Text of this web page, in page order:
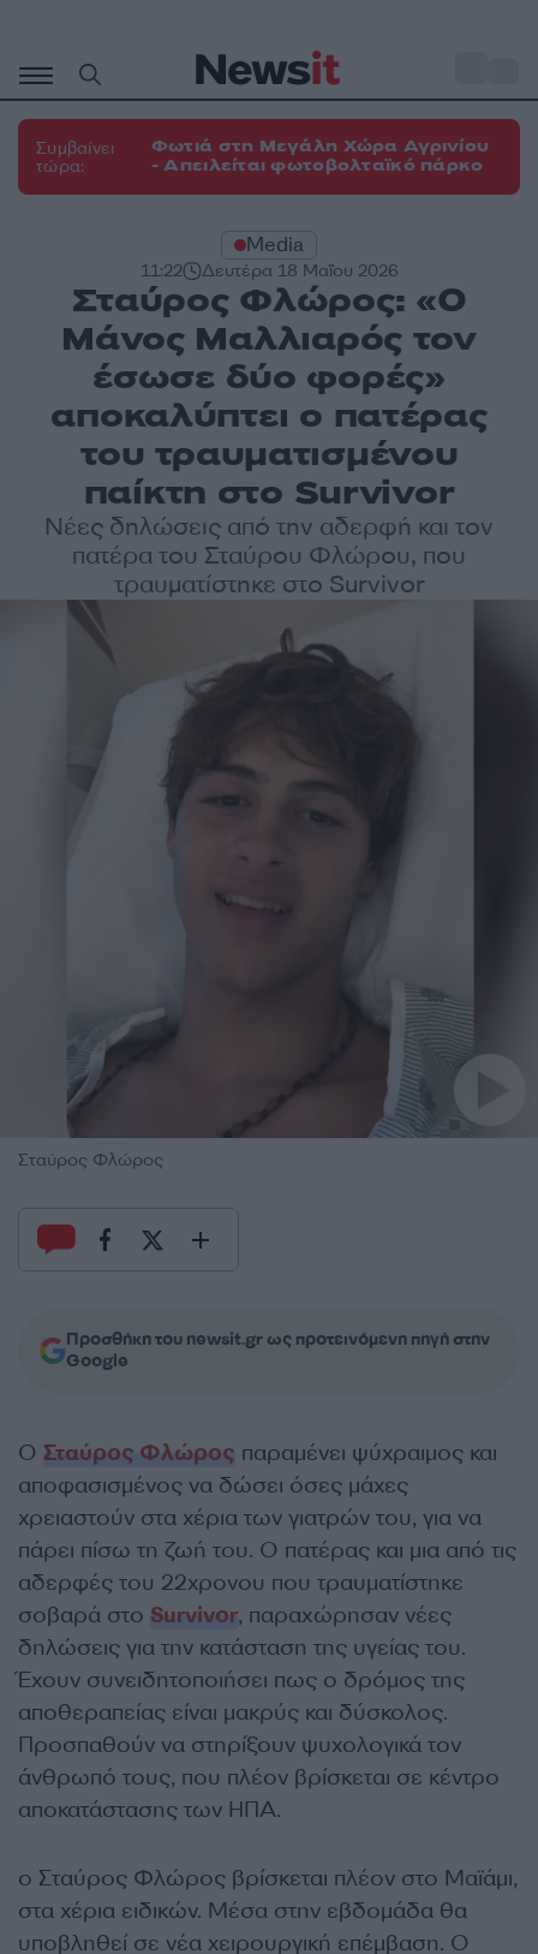
περιεχόμενο
Συμβαίνει
τώρα:
Φωτιά στη Μεγάλη Χώρα Αγρινίου
- Απειλείται φωτοβολταϊκό πάρκο
Media
11:22 Δευτέρα 18 Μαΐου 2026
Σταύρος Φλώρος: «Ο
Μάνος Μαλλιαρός τον
έσωσε δύο φορές»
αποκαλύπτει ο πατέρας
του τραυματισμένου
παίκτη στο Survivor
Νέες δηλώσεις από την αδερφή και τον
πατέρα του Σταύρου Φλώρου, που
τραυματίστηκε στο Survivor
Σταύρος Φλώρος
Προσθήκη του newsit.gr ως προτεινόμενη πηγή στην
Google
Ο Σταύρος Φλώρος παραμένει ψύχραιμος και
αποφασισμένος να δώσει όσες μάχες
χρειαστούν στα χέρια των γιατρών του, για να
πάρει πίσω τη ζωή του. Ο πατέρας και μια από τις
αδερφές του 22χρονου που τραυματίστηκε
σοβαρά στο Survivor, παραχώρησαν νέες
δηλώσεις για την κατάσταση της υγείας του.
Έχουν συνειδητοποιήσει πως ο δρόμος της
αποθεραπείας είναι μακρύς και δύσκολος.
Προσπαθούν να στηρίξουν ψυχολογικά τον
άνθρωπό τους, που πλέον βρίσκεται σε κέντρο
αποκατάστασης των ΗΠΑ.
ο Σταύρος Φλώρος βρίσκεται πλέον στο Μαϊάμι,
στα χέρια ειδικών. Μέσα στην εβδομάδα θα
υποβληθεί σε νέα χειρουργική επέμβαση. Ο